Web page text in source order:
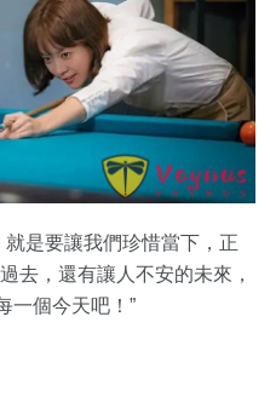
就是要讓我們珍惜當下，正
去，還有讓人不安的未來，
一個今天吧！”